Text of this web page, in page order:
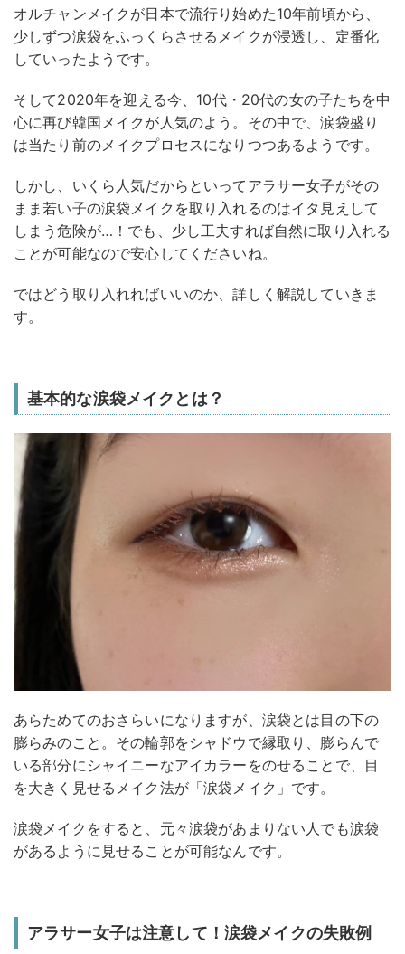
オルチャンメイクが日本で流行り始めた10年前頃から、
少しずつ涙袋をふっくらさせるメイクが浸透し、定番化
していったようです。
そして2020年を迎える今、10代・20代の女の子たちを中
心に再び韓国メイクが人気のよう。その中で、涙袋盛り
は当たり前のメイクプロセスになりつつあるようです。
しかし、いくら人気だからといってアラサー女子がその
まま若い子の涙袋メイクを取り入れるのはイタ見えして
しまう危険が…！でも、少し工夫すれば自然に取り入れる
ことが可能なので安心してくださいね。
ではどう取り入れればいいのか、詳しく解説していきま
す。
基本的な涙袋メイクとは？
あらためてのおさらいになりますが、涙袋とは目の下の
膨らみのこと。その輪郭をシャドウで縁取り、膨らんで
いる部分にシャイニーなアイカラーをのせることで、目
を大きく見せるメイク法が「涙袋メイク」です。
涙袋メイクをすると、元々涙袋があまりない人でも涙袋
があるように見せることが可能なんです。
アラサー女子は注意して！涙袋メイクの失敗例